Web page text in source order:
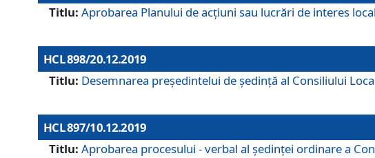
Titlu: Aprobarea Planului de acţiuni sau lucrări de interes
HCL 898/20.12.2019
Titlu: Desemnarea preşedintelui de şedinţă al Consiliului
HCL 897/10.12.2019
Titlu: Aprobarea procesului - verbal al şedinţei ordinare a